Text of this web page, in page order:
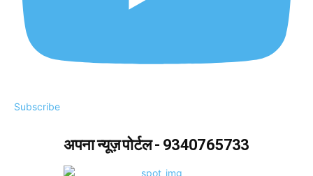
Subscribe
अपना न्यूज़ पोर्टल - 9340765733